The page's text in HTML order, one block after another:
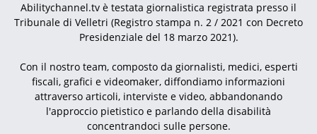
Abilitychannel.tv è testata giornalistica registrata presso il
Tribunale di Velletri (Registro stampa n. 2 / 2021 con Decreto
Presidenziale del 18 marzo 2021).
Con il nostro team, composto da giornalisti, medici, esperti
fiscali, grafici e videomaker, diffondiamo informazioni
attraverso articoli, interviste e video, abbandonando
l'approccio pietistico e parlando della disabilità
concentrandoci sulle persone.